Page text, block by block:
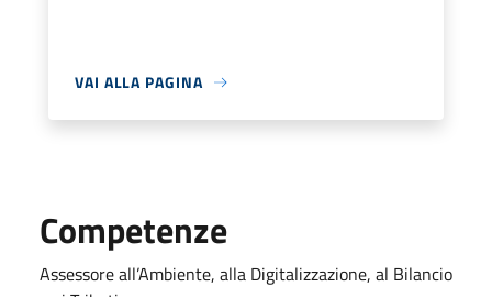
VAI ALLA PAGINA
Competenze
Assessore all’Ambiente, alla Digitalizzazione, al Bilancio